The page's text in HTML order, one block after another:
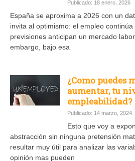
Publicado: 18 enero, 2026
España se aproxima a 2026 con un
invita al optimismo: el empleo
previsiones anticipan un mercado
embargo, bajo esa
¿Como puedes
aumentar, tu
empleabilidad?
Publicado: 14 marzo, 2024
Esto que voy a
abstracción sin ninguna pretensión
resultar muy útil para analizar las
opinión mas pueden